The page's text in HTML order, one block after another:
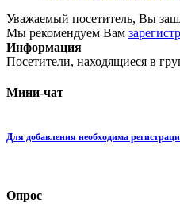
Уважаемый посетитель, Вы
Мы рекомендуем Вам
Информация
Посетители, находящиеся в
Мини-чат
Для добавления необходима
Опрос